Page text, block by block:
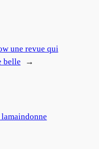
une revue qui
belle
→